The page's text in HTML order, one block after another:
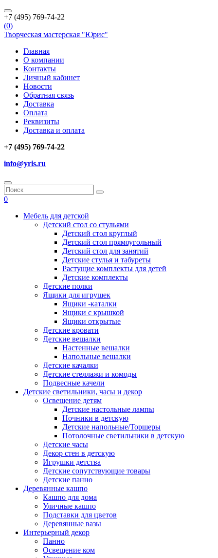
+7 (495) 769-74-22
(0)
Творческая мастерская "Юрис"
Главная
О компании
Контакты
Личный кабинет
Новости
Обратная связь
Доставка
Оплата
Реквизиты
Доставка и оплата
+7 (495) 769-74-22
info@yris.ru
0
Мебель для детской
Детский стол со стульями
Детский стол круглый
Детский стол прямоугольный
Детский стол для занятий
Детские стулья и табуреты
Растущие комплекты для детей
Детские комплекты
Детские полки
Ящики для игрушек
Ящики -каталки
Ящики с крышкой
Ящики открытые
Детские кровати
Детские вешалки
Настенные вешалки
Напольные вешалки
Детские качалки
Детские стеллажи и комоды
Подвесные качели
Детские светильники, часы и декор
Освещение детям
Детские настольные лампы
Ночники в детскую
Детские напольные/Торшеры
Потолочные светильники в детскую
Детские часы
Декор стен в детскую
Игрушки детства
Детские сопутствующие товары
Детские панно
Деревянные кашпо
Кашпо для дома
Уличные кашпо
Подставки для цветов
Деревянные вазы
Интерьерный декор
Панно
Освещение ком